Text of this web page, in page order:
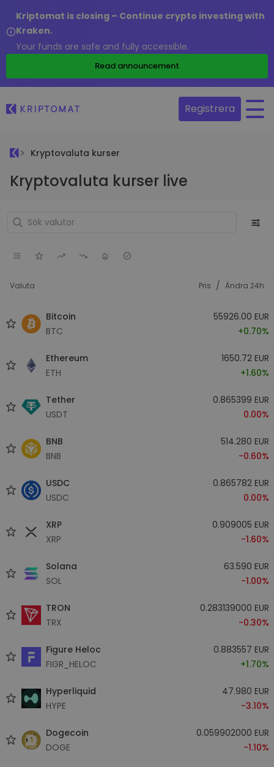
Kriptomat is closing – Continue crypto investing with
Kraken.
Your funds are safe and fully accessible.
Read announcement
Registrera
Kryptovaluta kurser
Kryptovaluta kurser live
Valuta Pris / Ändra 24h
Bitcoin
BTC
55926.00 EUR
+0.70%
Ethereum
ETH
1650.72 EUR
+1.60%
Tether
USDT
0.865399 EUR
0.00%
BNB
BNB
514.280 EUR
-0.60%
USDC
USDC
0.865782 EUR
0.00%
XRP
XRP
0.909005 EUR
-1.60%
Solana
SOL
63.590 EUR
-1.00%
TRON
TRX
0.283139000 EUR
-0.30%
Figure Heloc
FIGR_HELOC
0.883557 EUR
+1.70%
Hyperliquid
HYPE
47.980 EUR
-3.10%
Dogecoin
DOGE
0.059902000 EUR
-1.10%